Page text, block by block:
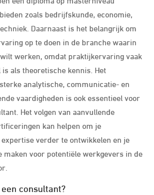
zoals bedrijfskunde, economie,
Daarnaast is het belangrijk om
op te doen in de branche waarin
werken, omdat praktijkervaring vaak
als theoretische kennis. Het
analytische, communicatie- en
vaardigheden is ook essentieel voor
Het volgen van aanvullende
kan helpen om je
verder te ontwikkelen en je
maken voor potentiële werkgevers in de
consultant?